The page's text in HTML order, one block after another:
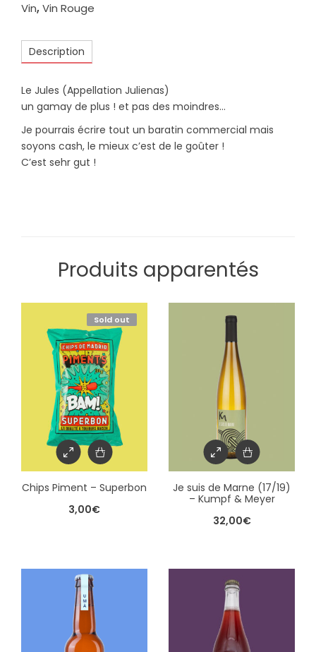
de
Cure
cl
Vin,Vin Rouge
Description
Le Jules (Appellation Julienas)
un gamay de plus ! et pas des moindres…
Je pourrais écrire tout un baratin commercial mais
soyons cash, le mieux c’est de le goûter !
C’est sehr gut !
Produits apparentés
Sold out
Chips Piment – Superbon
3,00€
Je suis de Marne (17/19)
– Kumpf & Meyer
32,00€